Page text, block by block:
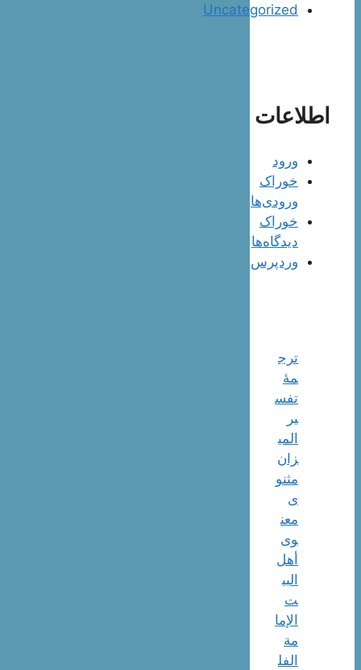
Uncategorized
اطلاعات
ورود
خوراک
ورودی‌ها
خوراک
دیدگاه‌ها
وردپرس
ترج
مۀ
تفس
یر
المی
زان
مثنو
ی
معن
وی
أهل
البي
ت
الإما
مة
الفل